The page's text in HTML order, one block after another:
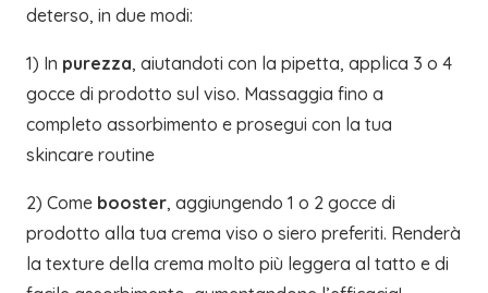
deterso, in due modi:
1) In purezza, aiutandoti con la pipetta, applica 3 o 4
gocce di prodotto sul viso. Massaggia fino a
completo assorbimento e prosegui con la tua
skincare routine
2) Come booster, aggiungendo 1 o 2 gocce di
prodotto alla tua crema viso o siero preferiti. Renderà
la texture della crema molto più leggera al tatto e di